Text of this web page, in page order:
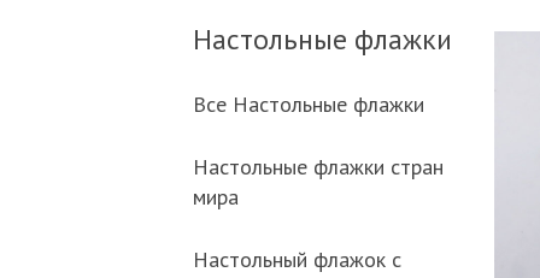
Настольные флажки
Всe Настольные флажки
Настольные флажки стран
мира
Настольный флажок с